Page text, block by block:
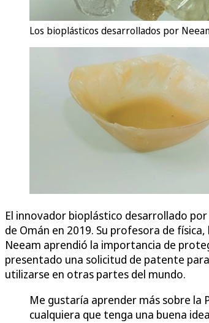
Los bioplásticos desarrollados por
El innovador bioplástico desarrollado
de Omán en 2019. Su profesora de
Neeam aprendió la importancia de
presentado una solicitud de patente
utilizarse en otras partes del mundo.
Me gustaría aprender más sobre la
cualquiera que tenga una buena